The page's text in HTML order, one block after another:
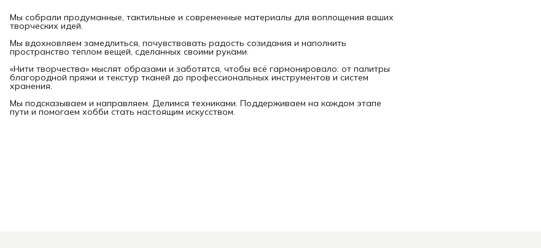
Мы собрали продуманные, тактильные и современные материалы для воплощения ваших
творческих идей.
Мы вдохновляем замедлиться, почувствовать радость созидания и наполнить
пространство теплом вещей, сделанных своими руками.
«Нити творчества» мыслят образами и заботятся, чтобы всё гармонировало: от палитры
благородной пряжи и текстур тканей до профессиональных инструментов и систем
хранения.
Мы подсказываем и направляем. Делимся техниками. Поддерживаем на каждом этапе
пути и помогаем хобби стать настоящим искусством.